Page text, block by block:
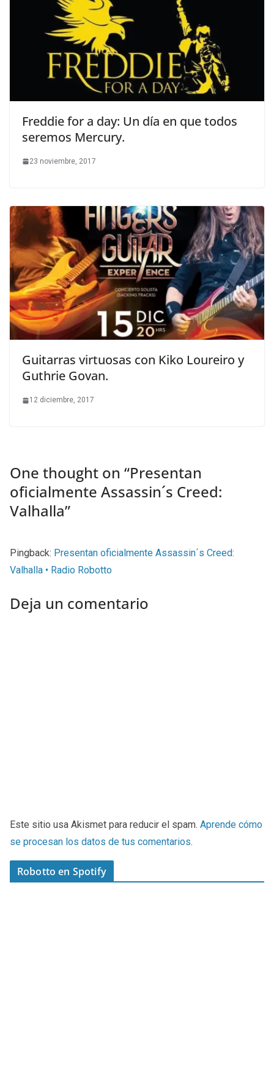
Freddie for a day: Un día en que todos
seremos Mercury.
23 noviembre, 2017
Guitarras virtuosas con Kiko Loureiro y
Guthrie Govan.
12 diciembre, 2017
One thought on “Presentan
oficialmente Assassin´s Creed:
Valhalla”
Pingback: Presentan oficialmente Assassin´s Creed:
Valhalla • Radio Robotto
Deja un comentario
Este sitio usa Akismet para reducir el spam. Aprende cómo
se procesan los datos de tus comentarios.
Robotto en Spotify